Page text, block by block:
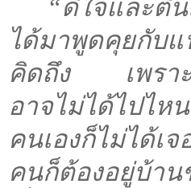
“ดีใจและตื่
ได้มาพูดคุยกั
คิดถึง
เพร
อาจไม่ได้ไปไหน
คนเองก็ไม่ได้เ
คนก็ต้องอยู่บ้า